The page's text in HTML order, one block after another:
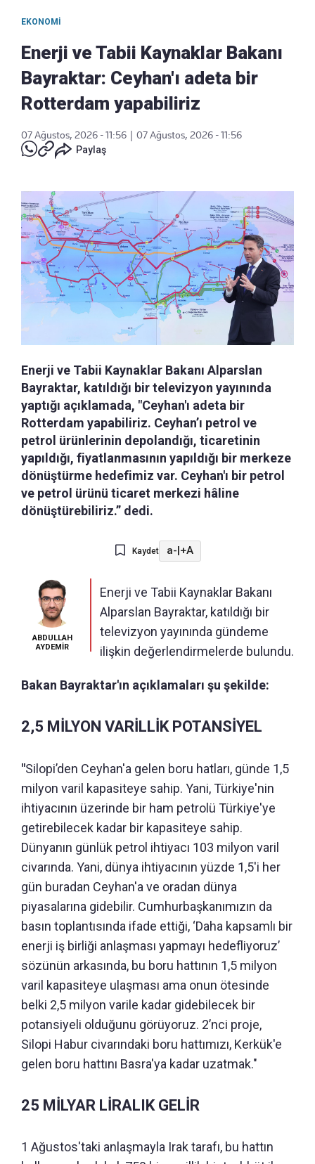
EKONOMI
Enerji ve Tabii Kaynaklar Bakanı
Bayraktar: Ceyhan'ı adeta bir
Rotterdam yapabiliriz
07 Ağustos, 2026 - 11:56
07 Ağustos, 2026 - 11:56
Paylaş
Enerji ve Tabii Kaynaklar Bakanı Alparslan
Bayraktar, katıldığı bir televizyon yayınında
yaptığı açıklamada, "Ceyhan'ı adeta bir
Rotterdam yapabiliriz. Ceyhan’ı petrol ve
petrol ürünlerinin depolandığı, ticaretinin
yapıldığı, fiyatlanmasının yapıldığı bir merkeze
dönüştürme hedefimiz var. Ceyhan'ı bir petrol
ve petrol ürünü ticaret merkezi hâline
dönüştürebiliriz.” dedi.
Kaydet a-|+A
ABDULLAH
AYDEMİR
Enerji ve Tabii Kaynaklar Bakanı
Alparslan Bayraktar, katıldığı bir
televizyon yayınında gündeme
ilişkin değerlendirmelerde bulundu.
Bakan Bayraktar'ın açıklamaları şu şekilde:
2,5 MİLYON VARİLLİK POTANSİYEL
"Silopi’den Ceyhan'a gelen boru hatları, günde 1,5
milyon varil kapasiteye sahip. Yani, Türkiye'nin
ihtiyacının üzerinde bir ham petrolü Türkiye'ye
getirebilecek kadar bir kapasiteye sahip.
Dünyanın günlük petrol ihtiyacı 103 milyon varil
civarında. Yani, dünya ihtiyacının yüzde 1,5'i her
gün buradan Ceyhan'a ve oradan dünya
piyasalarına gidebilir. Cumhurbaşkanımızın da
basın toplantısında ifade ettiği, ‘Daha kapsamlı bir
enerji iş birliği anlaşması yapmayı hedefliyoruz’
sözünün arkasında, bu boru hattının 1,5 milyon
varil kapasiteye ulaşması ama onun ötesinde
belki 2,5 milyon varile kadar gidebilecek bir
potansiyeli olduğunu görüyoruz. 2’nci proje,
Silopi Habur civarındaki boru hattımızı, Kerkük'e
gelen boru hattını Basra'ya kadar uzatmak."
25 MİLYAR LİRALIK GELİR
1 Ağustos'taki anlaşmayla Irak tarafı, bu hattın